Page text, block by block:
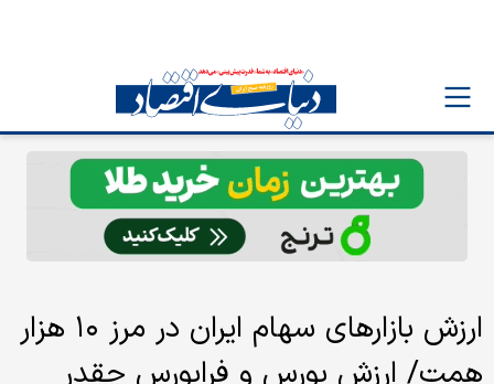
ارزش بازارهای سهام ایران در مرز ۱۰ هزار
همت/ ارزش بورس و فرابورس چقدر